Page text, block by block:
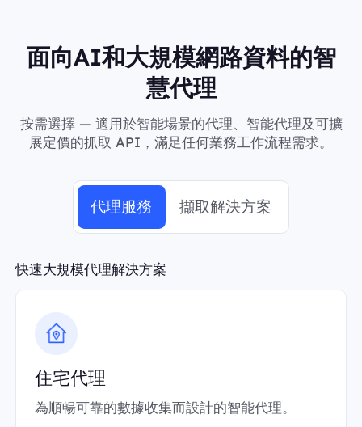
面向AI和大規模網路資料的智
慧代理
按需選擇 — 適用於智能場景的代理、智能代理及可擴
展定價的抓取 API，滿足任何業務工作流程需求。
代理服務 擷取解決方案
快速大規模代理解決方案
住宅代理
為順暢可靠的數據收集而設計的智能代理。